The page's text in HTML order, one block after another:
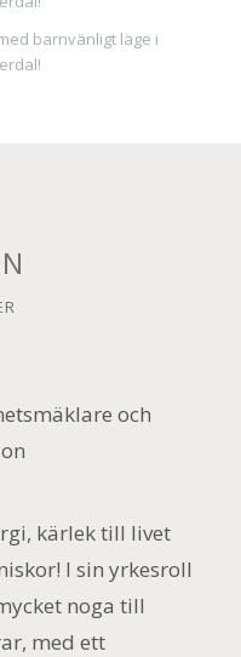
och
kärlek till livet
I sin yrkesroll
noga till
med ett